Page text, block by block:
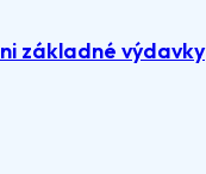
základné výdavky